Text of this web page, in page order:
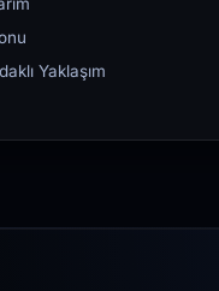
Yaklaşım